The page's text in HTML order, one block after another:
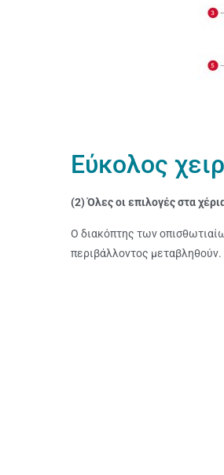
Εύκολος
(2) Όλες οι επιλογές στα
Ο διακόπτης των
περιβάλλοντος μεταβληθούν.